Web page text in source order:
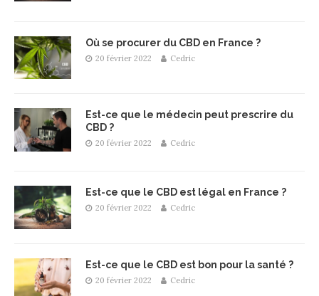
Où se procurer du CBD en France ?
20 février 2022 Cedric
Est-ce que le médecin peut prescrire du
CBD ?
20 février 2022 Cedric
Est-ce que le CBD est légal en France ?
20 février 2022 Cedric
Est-ce que le CBD est bon pour la santé ?
20 février 2022 Cedric